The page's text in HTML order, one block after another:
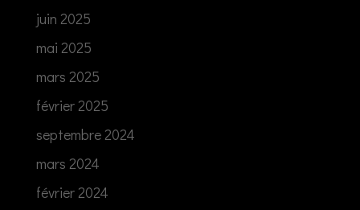
juin 2025
mai 2025
mars 2025
février 2025
septembre 2024
mars 2024
février 2024